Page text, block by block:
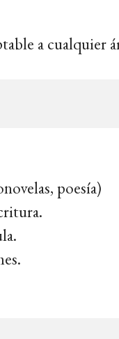
a cualquier
poesía)